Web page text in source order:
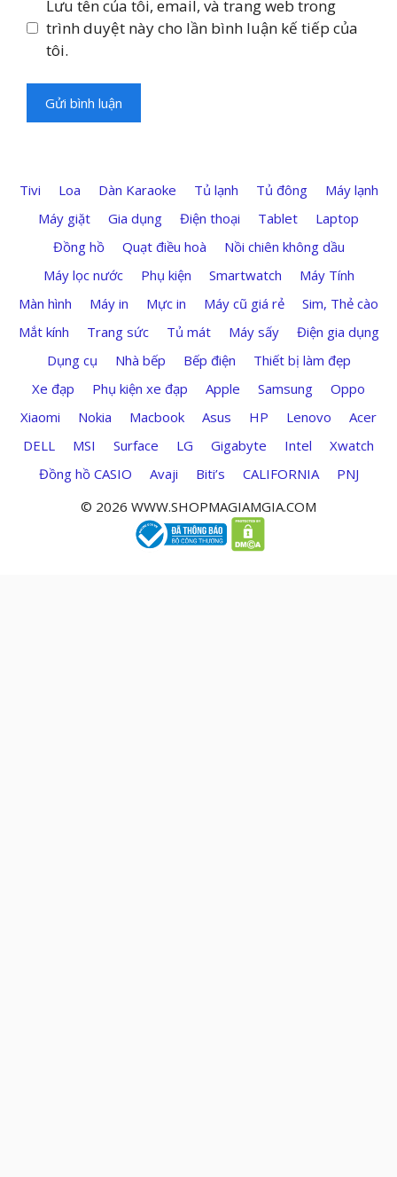
Lưu tên của tôi, email, và trang web trong
trình duyệt này cho lần bình luận kế tiếp của
tôi.
Tivi Loa Dàn Karaoke Tủ lạnh Tủ đông
Máy lạnh
Máy giặt
Gia dụng Điện thoại Tablet
Laptop
Đồng hồ
Quạt điều hoà
Nồi chiên không dầu
Máy lọc nước
Phụ kiện Smartwatch
Máy Tính
Màn hình
Máy in Mực in Máy cũ giá rẻ
Sim, Thẻ cào
Mắt kính
Trang sức Tủ mát Máy sấy
Điện gia dụng
Dụng cụ
Nhà bếp Bếp điện
Thiết bị làm đẹp
Xe đạp
Phụ kiện xe đạp Apple Samsung
Oppo
Xiaomi
Nokia Macbook Asus HP Lenovo
Acer
DELL
MSI Surface LG Gigabyte Intel
Xwatch
Đồng hồ CASIO
Avaji Biti’s CALIFORNIA
PNJ
© 2026 WWW.SHOPMAGIAMGIA.COM